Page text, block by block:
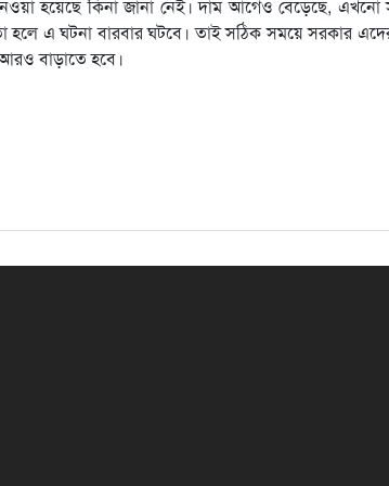
নেওয়া হয়েছে কিনা জানা নেই। দাম আগেও বেড়েছে,
হলে এ ঘটনা বারবার ঘটবে। তাই সঠিক সময়ে সরকার
আরও বাড়াতে হবে।